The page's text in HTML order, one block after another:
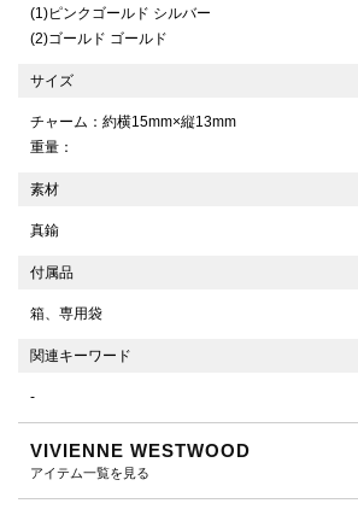
(1)ピンクゴールド シルバー
(2)ゴールド ゴールド
サイズ
チャーム：約横15mm×縦13mm
重量：
素材
真鍮
付属品
箱、専用袋
関連キーワード
-
VIVIENNE WESTWOOD
アイテム一覧を見る